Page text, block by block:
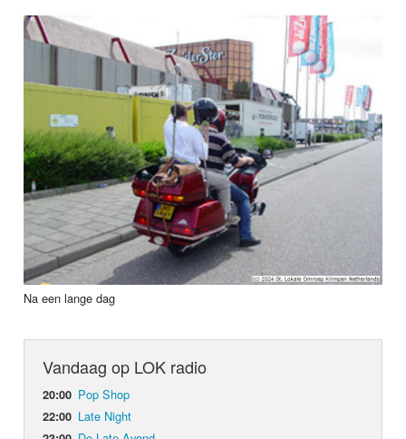
Na een lange dag
Vandaag op LOK radio
20:00 Pop Shop
22:00 Late Night